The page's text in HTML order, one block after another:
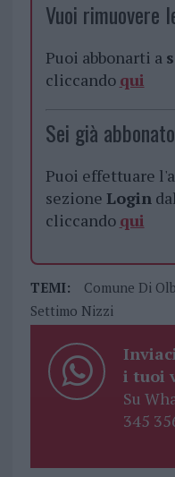
Vuoi rimuovere
Puoi abbonarti a
cliccando qui
Sei già
Puoi effettuare
sezione Login
cliccando qui
TEMI: Comune Di
Settimo Nizzi
i tuoi
Su
345